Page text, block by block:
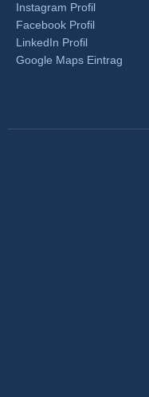
Instagram Profil
Facebook Profil
LinkedIn Profil
Google Maps Eintrag